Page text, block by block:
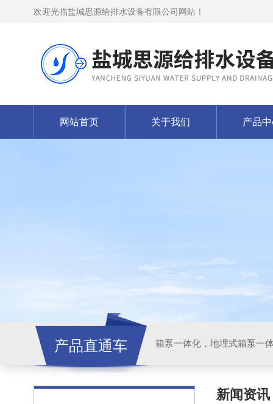
欢迎光临盐城思源给排水设备有限公司网站！
网站首页 关于我们 产品
产品直通车
新闻资讯